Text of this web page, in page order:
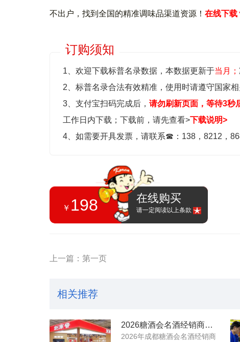
不出户，找到全国的精准调味品渠道资源！ 在线下
订购须知
1、欢迎下载标普名录数据，本数据更新于当月；
2、标普名录合法有效精准，使用时请遵守国家相
3、支付宝扫码完成后， 请勿刷新页面，等待3秒
工作日内下载； 下载前，请先查看>下载说明>
4、如需要开具发票，请联系☎ ：138，8212，
￥ 198 在线购买
请一定阅读以上条款
上一篇：第一页
相关推荐
2026糖酒会名酒经销商工商名录
2026年成都糖酒会名酒经销商